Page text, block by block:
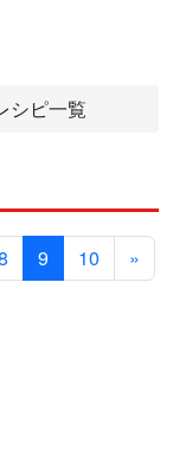
シピ一覧
9 10 »